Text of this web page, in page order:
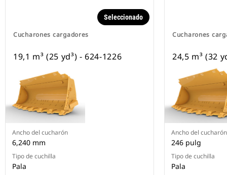
Cucharones cargadores
Seleccionado
19,1 m³ (25 yd³) - 624-1226
Ancho del cucharón
6,240 mm
Tipo de cuchilla
Pala
Cucharones
24,5 m³ (32
Ancho del cucharón
246 pulg
Tipo de cuchilla
Pala